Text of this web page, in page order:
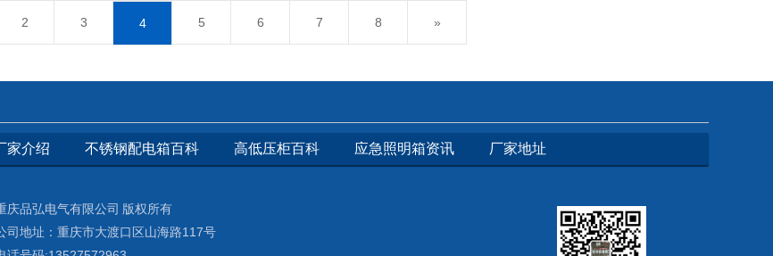
2 3 4 5 6 7 8 »
家介绍 不锈钢配电箱百科 高低压柜百科 应急照明箱资讯 厂家地址
庆品弘电气有限公司 版权所有
司地址：重庆市大渡口区山海路117号